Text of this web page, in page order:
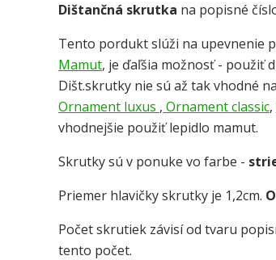
Dištančná skrutka na popisné
Tento pordukt slúži na upevnenie
Mamut, je ďaľšia možnosť - použiť
Dišt.skrutky nie sú až tak vhodné
Ornament luxus , Ornament classic,
vhodnejšie použiť lepidlo mamut.
Skrutky sú v ponuke vo farbe -
Priemer hlavičky skrutky je 1,2cm.
Počet skrutiek závisí od tvaru
tento počet.